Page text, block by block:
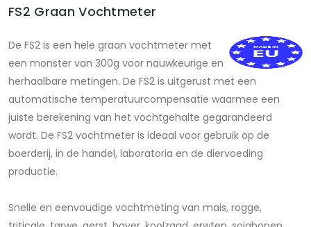
FS2 Graan Vochtmeter
De FS2 is een hele graan vochtmeter met
een monster van 300g voor nauwkeurige en
herhaalbare metingen. De FS2 is uitgerust met een
automatische temperatuurcompensatie waarmee een
juiste berekening van het vochtgehalte gegarandeerd
wordt. De FS2 vochtmeter is ideaal voor gebruik op de
boerderij, in de handel, laboratoria en de diervoeding
productie.
Snelle en eenvoudige vochtmeting van mais, rogge,